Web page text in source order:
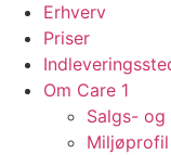
Erhverv
Priser
Om Care 1
Salgs-
Miljøprofil